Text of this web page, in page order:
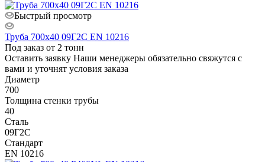
Быстрый просмотр
Труба 700х40 09Г2С EN 10216
Под заказ от 2 тонн
Оставить заявку Наши менеджеры обязательно свяжутся с
вами и уточнят условия заказа
Диаметр
700
Толщина стенки трубы
40
Сталь
09Г2С
Стандарт
EN 10216